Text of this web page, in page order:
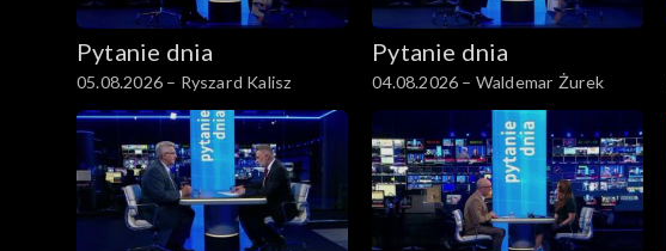
Pytanie dnia
05.08.2026 – Ryszard Kalisz
Pytanie dnia
04.08.2026 – Waldemar Żurek